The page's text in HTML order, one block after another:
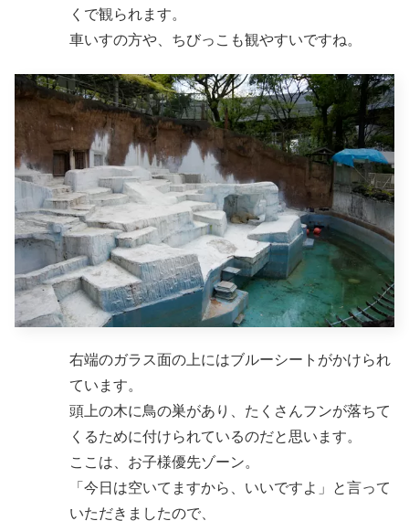
くで観られます。
車いすの方や、ちびっこも観やすいですね。
右端のガラス面の上にはブルーシートがかけられ
ています。
頭上の木に鳥の巣があり、たくさんフンが落ちて
くるために付けられているのだと思います。
ここは、お子様優先ゾーン。
「今日は空いてますから、いいですよ」と言って
いただきましたので、